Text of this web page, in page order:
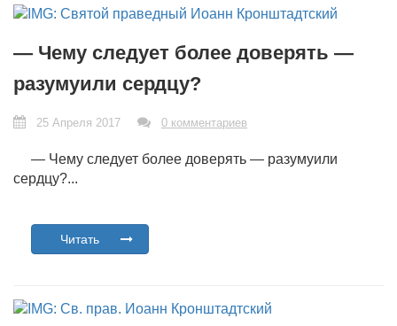
— Чему следует более доверять —
разумуили сердцу?
25 Апреля 2017 0 комментариев
— Чему следует более доверять — разумуили
сердцу?...
Читать